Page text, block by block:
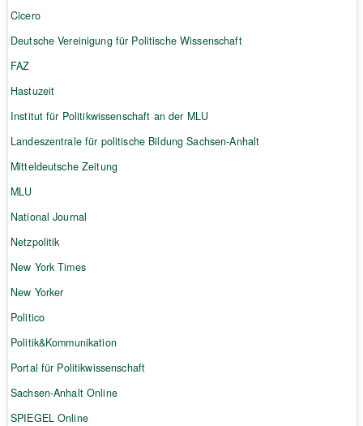
Cicero
Deutsche Vereinigung für Politische Wissenschaft
FAZ
Hastuzeit
Institut für Politikwissenschaft an der MLU
Landeszentrale für politische Bildung Sachsen-Anhalt
Mitteldeutsche Zeitung
MLU
National Journal
Netzpolitik
New York Times
New Yorker
Politico
Politik&Kommunikation
Portal für Politikwissenschaft
Sachsen-Anhalt Online
SPIEGEL Online